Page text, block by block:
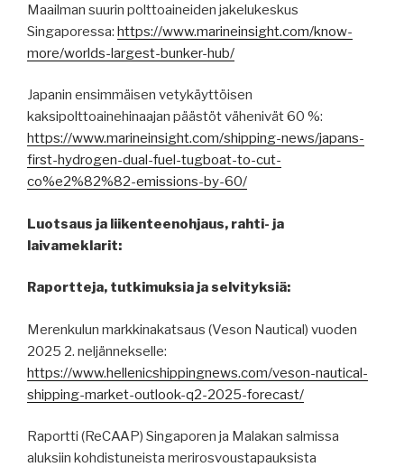
Maailman suurin polttoaineiden jakelukeskus
Singaporessa: https://www.marineinsight.com/know-
more/worlds-largest-bunker-hub/
Japanin ensimmäisen vetykäyttöisen
kaksipolttoainehinaajan päästöt vähenivät 60 %:
https://www.marineinsight.com/shipping-news/japans-
first-hydrogen-dual-fuel-tugboat-to-cut-
co%e2%82%82-emissions-by-60/
Luotsaus ja liikenteenohjaus, rahti- ja
laivameklarit:
Raportteja, tutkimuksia ja selvityksiä:
Merenkulun markkinakatsaus (Veson Nautical) vuoden
2025 2. neljännekselle:
https://www.hellenicshippingnews.com/veson-nautical-
shipping-market-outlook-q2-2025-forecast/
Raportti (ReCAAP) Singaporen ja Malakan salmissa
aluksiin kohdistuneista merirosvoustapauksista